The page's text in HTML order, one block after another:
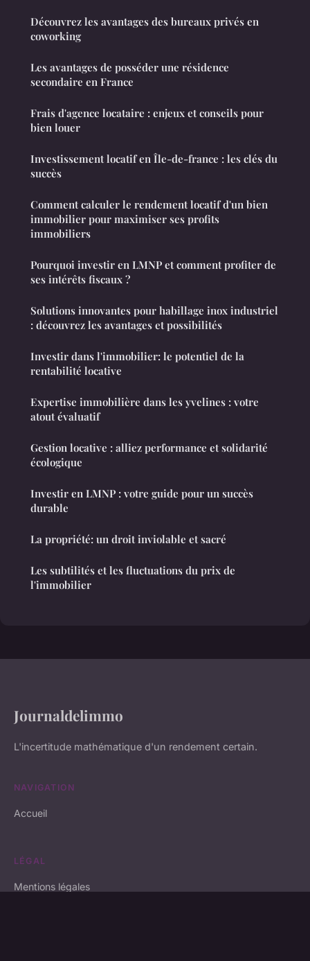
Découvrez les avantages des bureaux privés en
coworking
Les avantages de posséder une résidence
secondaire en France
Frais d'agence locataire : enjeux et conseils pour
bien louer
Investissement locatif en Île-de-france : les clés du
succès
Comment calculer le rendement locatif d'un bien
immobilier pour maximiser ses profits
immobiliers
Pourquoi investir en LMNP et comment profiter de
ses intérêts fiscaux ?
Solutions innovantes pour habillage inox industriel
: découvrez les avantages et possibilités
Investir dans l'immobilier: le potentiel de la
rentabilité locative
Expertise immobilière dans les yvelines : votre
atout évaluatif
Gestion locative : alliez performance et solidarité
écologique
Investir en LMNP : votre guide pour un succès
durable
La propriété: un droit inviolable et sacré
Les subtilités et les fluctuations du prix de
l'immobilier
Journaldelimmo
L'incertitude mathématique d'un rendement certain.
NAVIGATION
Accueil
LÉGAL
Mentions légales